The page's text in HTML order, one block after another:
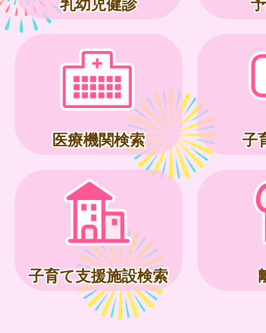
医療機関検索 子
子育て支援施設検索